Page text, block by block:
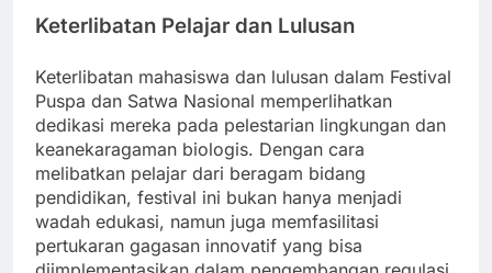
Keterlibatan Pelajar dan Lulusan
Keterlibatan mahasiswa dan lulusan dalam Festival
Puspa dan Satwa Nasional memperlihatkan
dedikasi mereka pada pelestarian lingkungan dan
keanekaragaman biologis. Dengan cara
melibatkan pelajar dari beragam bidang
pendidikan, festival ini bukan hanya menjadi
wadah edukasi, namun juga memfasilitasi
pertukaran gagasan innovatif yang bisa